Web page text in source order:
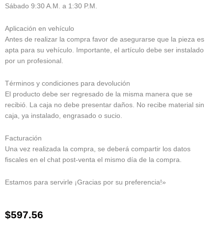
Sábado 9:30 A.M. a 1:30 P.M.
Aplicación en vehículo
Antes de realizar la compra favor de asegurarse que la pieza es
apta para su vehículo. Importante, el artículo debe ser instalado
por un profesional.
Términos y condiciones para devolución
El producto debe ser regresado de la misma manera que se
recibió. La caja no debe presentar daños. No recibe material sin
caja, ya instalado, engrasado o sucio.
Facturación
Una vez realizada la compra, se deberá compartir los datos
fiscales en el chat post-venta el mismo día de la compra.
Estamos para servirle ¡Gracias por su preferencia!»
$597.56